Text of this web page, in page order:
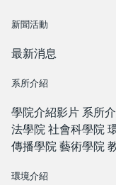
新聞活動
最新消息
系所介紹
學院介紹影片 系所
法學院 社會科學院
傳播學院 藝術學院
環境介紹